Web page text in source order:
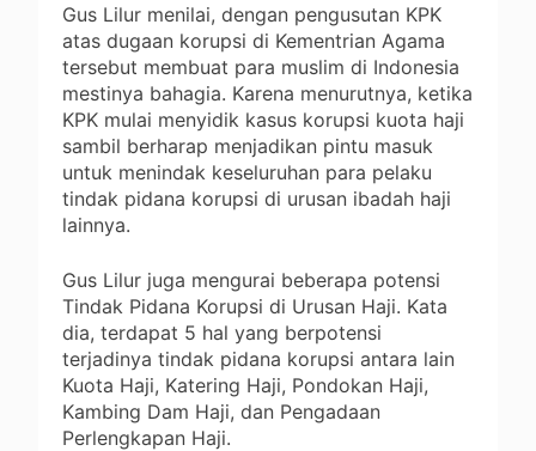
Gus Lilur menilai, dengan pengusutan KPK
atas dugaan korupsi di Kementrian Agama
tersebut membuat para muslim di Indonesia
mestinya bahagia. Karena menurutnya, ketika
KPK mulai menyidik kasus korupsi kuota haji
sambil berharap menjadikan pintu masuk
untuk menindak keseluruhan para pelaku
tindak pidana korupsi di urusan ibadah haji
lainnya.
Gus Lilur juga mengurai beberapa potensi
Tindak Pidana Korupsi di Urusan Haji. Kata
dia, terdapat 5 hal yang berpotensi
terjadinya tindak pidana korupsi antara lain
Kuota Haji, Katering Haji, Pondokan Haji,
Kambing Dam Haji, dan Pengadaan
Perlengkapan Haji.